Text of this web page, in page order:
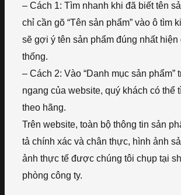
– Cách 1: Tìm nhanh khi đã biết tên
chỉ cần gõ “Tên sản phẩm” vào ô tìm
sẽ gợi ý tên sản phẩm đúng nhất hiện
thống.
– Cách 2: Vào “Danh mục sản phẩm”
ngang của website, quý khách có thể
theo hãng.
Trên website, toàn bộ thông tin sản
tả chính xác và chân thực, hình ảnh
ảnh thực tế được chúng tôi chụp tại
phòng công ty.